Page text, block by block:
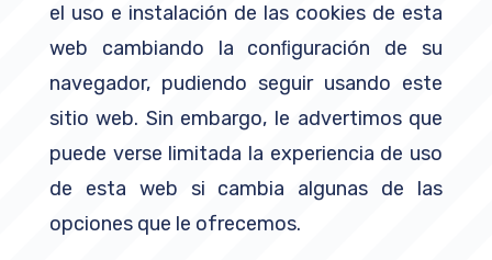
el uso e instalación de las cookies de esta
web cambiando la conﬁguración de su
navegador, pudiendo seguir usando este
sitio web. Sin embargo, le advertimos que
puede verse limitada la experiencia de uso
de esta web si cambia algunas de las
opciones que le ofrecemos.